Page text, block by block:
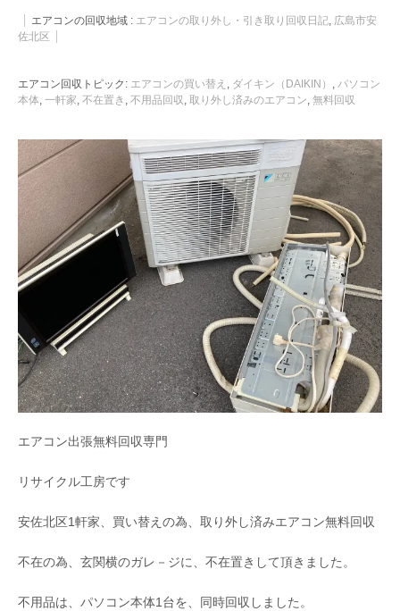
エアコンの回収地域 : エアコンの取り外し・引き取り回収日記 広島市安
佐北区
エアコン回収トピック: エアコンの買い替え ダイキン（DAIKIN）
パソコン
本体 一軒家 不在置き 不用品回収 取り外し済みのエアコン 無料回収
エアコン出張無料回収専門
リサイクル工房です
安佐北区1軒家、買い替えの為、取り外し済みエアコン無料回収
不在の為、玄関横のガレ－ジに、不在置きして頂きました。
不用品は、パソコン本体1台を、同時回収しました。